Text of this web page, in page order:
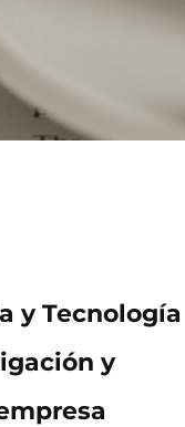
y Tecnología
y